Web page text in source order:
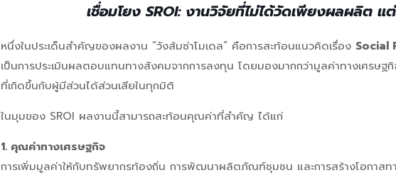
เชื่อมโยง SROI: งานวิจัยที่ไม่ได้วัดเพียงผลผลิต
หนึ่งในประเด็นสำคัญของผลงาน “วังส้มซ่าโมเดล” คือการสะท้อนแนวคิดเรื่อง Social
เป็นการประเมินผลตอบแทนทางสังคมจากการลงทุน โดยมองมากกว่ามูลค่าทางเศรษ
ที่เกิดขึ้นกับผู้มีส่วนได้ส่วนเสียในทุกมิติ
ในมุมของ SROI ผลงานนี้สามารถสะท้อนคุณค่าที่สำคัญ ได้แก่
1. คุณค่าทางเศรษฐกิจ
การเพิ่มมูลค่าให้กับทรัพยากรท้องถิ่น การพัฒนาผลิตภัณฑ์ชุมชน และการสร้างโอกาส